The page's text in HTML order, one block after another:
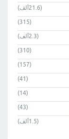
(21.6ألف)
(315)
(2.3ألف)
(310)
(157)
(41)
(14)
(43)
(1.5ألف)